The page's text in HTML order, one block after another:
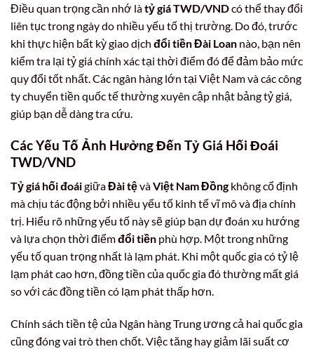
Điều quan trọng cần nhớ làtỷ giá TWD/VNDcó thể thay đổi
liên tục trong ngày do nhiều yếu tố thị trường. Do đó, trước
khi thực hiện bất kỳ giao dịch đổi tiền Đài Loan nào, bạn nên
kiểm tra lại tỷ giá chính xác tại thời điểm đó để đảm bảo mức
quy đổi tốt nhất. Các ngân hàng lớn tại Việt Nam và các công
ty chuyển tiền quốc tế thường xuyên cập nhật bảng tỷ giá,
giúp bạn dễ dàng tra cứu.
Các Yếu Tố Ảnh Hưởng Đến Tỷ Giá Hối Đoái
TWD/VND
Tỷ giá hối đoáigiữaĐài tệvàViệt Nam Đồngkhông cố định
mà chịu tác động bởi nhiều yếu tố kinh tế vĩ mô và địa chính
trị. Hiểu rõ những yếu tố này sẽ giúp bạn dự đoán xu hướng
và lựa chọn thời điểmđổi tiền phù hợp. Một trong những
yếu tố quan trọng nhất là lạm phát. Khi một quốc gia có tỷ lệ
lạm phát cao hơn, đồng tiền của quốc gia đó thường mất giá
so với các đồng tiền có lạm phát thấp hơn.
Chính sách tiền tệ của Ngân hàng Trung ương cả hai quốc gia
cũng đóng vai trò then chốt. Việc tăng hay giảm lãi suất cơ